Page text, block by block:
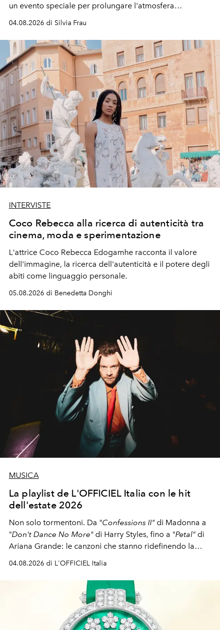
un evento speciale per prolungare l'atmosfera
04.08.2026 di Silvia Frau
INTERVISTE
Coco Rebecca alla ricerca di autenticità tra
cinema, moda e sperimentazione
L'attrice Coco Rebecca Edogamhe racconta il valore
dell'immagine, la ricerca dell'autenticità e il potere degli
abiti come linguaggio personale.
05.08.2026 di Benedetta Donghi
MUSICA
La playlist de L'OFFICIEL Italia con le hit
dell'estate 2026
Non solo tormentoni. Da "Confessions II" di Madonna a
"Don't Dance No More" di Harry Styles, fino a "Petal" di
Ariana Grande: le canzoni che stanno ridefinendo la
04.08.2026 di L'OFFICIEL Italia